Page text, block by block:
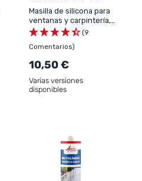
Masilla de silicona para
ventanas y carpintería,
adhesión óptima -
ARCASEALANT - 50
(9
Comentarios)
10,50 €
Varias versiones
disponibles